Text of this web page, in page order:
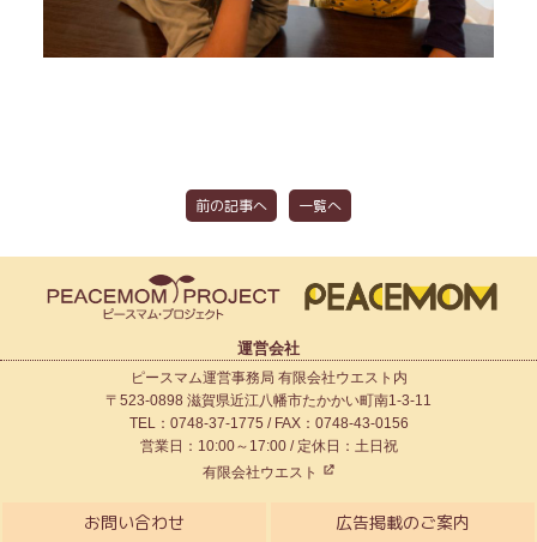
前の記事へ 一覧へ
運営会社
ピースマム運営事務局 有限会社ウエスト内
〒523-0898 滋賀県近江八幡市たかかい町南1-3-11
TEL：0748-37-1775 / FAX：0748-43-0156
営業日：10:00～17:00 / 定休日：土日祝
有限会社ウエスト
お問い合わせ 広告掲載のご案内